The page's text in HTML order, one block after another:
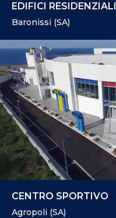
EDIFICI RESIDENZIALI
Baronissi (SA)
CENTRO SPORTIVO
Agropoli (SA)